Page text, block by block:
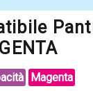
Magenta